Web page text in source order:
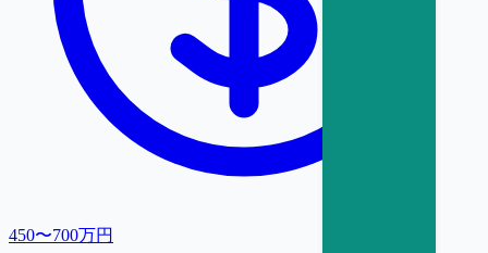
450〜700万円